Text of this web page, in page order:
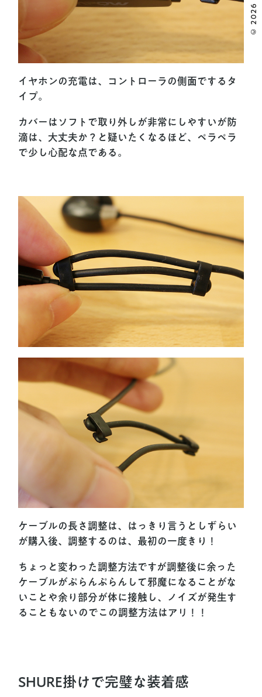
イヤホンの充電は、コントローラの側面でするタ
イプ。
カバーはソフトで取り外しが非常にしやすいが防
滴は、大丈夫か？と疑いたくなるほど、ペラペラ
で少し心配な点である。
ケーブルの長さ調整は、はっきり言うとしずらい
が購入後、調整するのは、最初の一度きり！
ちょっと変わった調整方法ですが調整後に余った
ケーブルがぷらんぷらんして邪魔になることがな
いことや余り部分が体に接触し、ノイズが発生す
ることもないのでこの調整方法はアリ！！
SHURE掛けで完璧な装着感